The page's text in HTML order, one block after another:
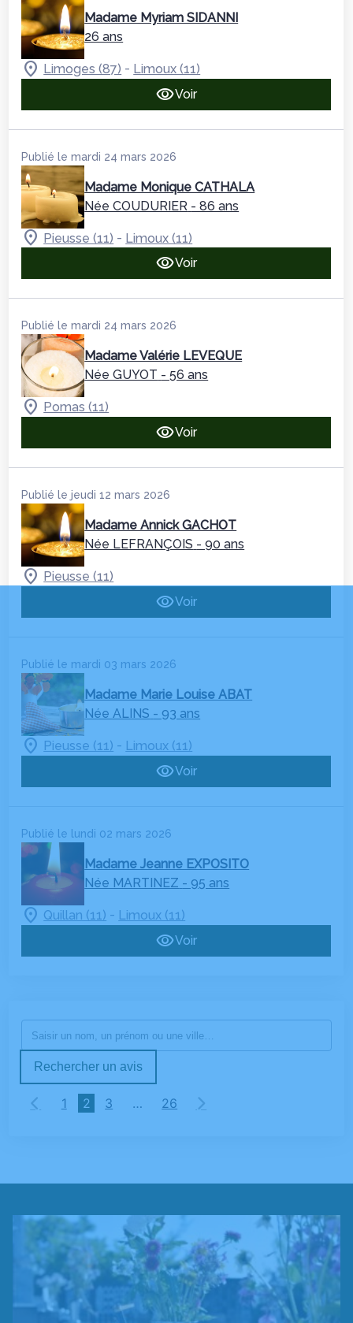
Madame Myriam SIDANNI
26 ans
Limoges (87) - Limoux (11)
Voir
Publié le mardi 24 mars 2026
Madame Monique CATHALA
Née COUDURIER - 86 ans
Pieusse (11) - Limoux (11)
Voir
Publié le mardi 24 mars 2026
Madame Valérie LEVEQUE
Née GUYOT - 56 ans
Pomas (11)
Voir
Publié le jeudi 12 mars 2026
Madame Annick GACHOT
Née LEFRANÇOIS - 90 ans
Pieusse (11)
Voir
Publié le mardi 03 mars 2026
Madame Marie Louise ABAT
Née ALINS - 93 ans
Pieusse (11) - Limoux (11)
Voir
Publié le lundi 02 mars 2026
Madame Jeanne EXPOSITO
Née MARTINEZ - 95 ans
Quillan (11) - Limoux (11)
Voir
Rechercher un avis
1 2 3 … 26